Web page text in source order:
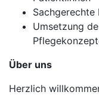
Umsetzung
Über uns
Herzlich